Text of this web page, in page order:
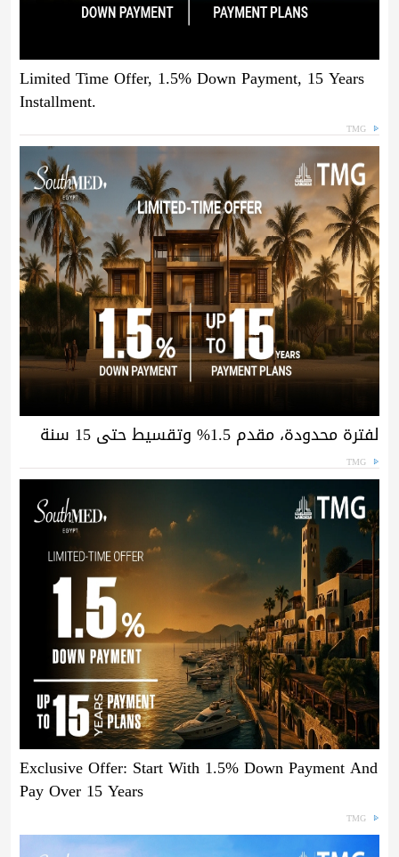
Limited Time Offer, 1.5% Down Payment, 15 Years
Installment.
TMG
لفترة محدودة، مقدم 1.5% وتقسيط حتى 15 سنة
TMG
Exclusive Offer: Start With 1.5% Down Payment And
Pay Over 15 Years
TMG